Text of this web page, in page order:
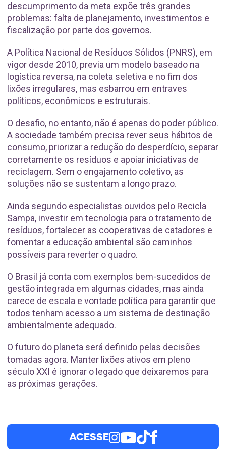
descumprimento da meta expõe três grandes
problemas: falta de planejamento, investimentos e
fiscalização por parte dos governos.
A Política Nacional de Resíduos Sólidos (PNRS), em
vigor desde 2010, previa um modelo baseado na
logística reversa, na coleta seletiva e no fim dos
lixões irregulares, mas esbarrou em entraves
políticos, econômicos e estruturais.
O desafio, no entanto, não é apenas do poder público.
A sociedade também precisa rever seus hábitos de
consumo, priorizar a redução do desperdício, separar
corretamente os resíduos e apoiar iniciativas de
reciclagem. Sem o engajamento coletivo, as
soluções não se sustentam a longo prazo.
Ainda segundo especialistas ouvidos pelo Recicla
Sampa, investir em tecnologia para o tratamento de
resíduos, fortalecer as cooperativas de catadores e
fomentar a educação ambiental são caminhos
possíveis para reverter o quadro.
O Brasil já conta com exemplos bem-sucedidos de
gestão integrada em algumas cidades, mas ainda
carece de escala e vontade política para garantir que
todos tenham acesso a um sistema de destinação
ambientalmente adequado.
O futuro do planeta será definido pelas decisões
tomadas agora. Manter lixões ativos em pleno
século XXI é ignorar o legado que deixaremos para
as próximas gerações.
ACESSE